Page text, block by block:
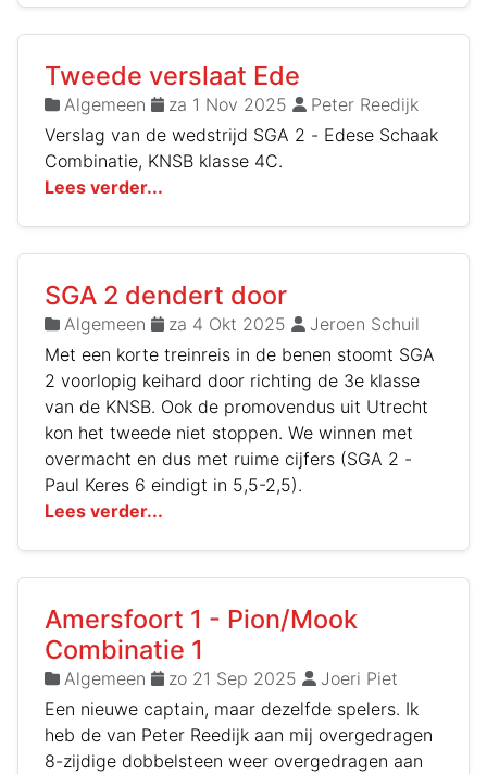
Tweede verslaat Ede
Algemeen za 1 Nov 2025
Peter Reedijk
Verslag van de wedstrijd SGA 2 - Edese Schaak
Combinatie, KNSB klasse 4C.
Lees verder...
SGA 2 dendert door
Algemeen za 4 Okt 2025
Jeroen Schuil
Met een korte treinreis in de benen stoomt SGA
2 voorlopig keihard door richting de 3e klasse
van de KNSB. Ook de promovendus uit Utrecht
kon het tweede niet stoppen. We winnen met
overmacht en dus met ruime cijfers (SGA 2 -
Paul Keres 6 eindigt in 5,5-2,5).
Lees verder...
Amersfoort 1 - Pion/Mook
Combinatie 1
Algemeen zo 21 Sep 2025
Joeri Piet
Een nieuwe captain, maar dezelfde spelers. Ik
heb de van Peter Reedijk aan mij overgedragen
8-zijdige dobbelsteen weer overgedragen aan